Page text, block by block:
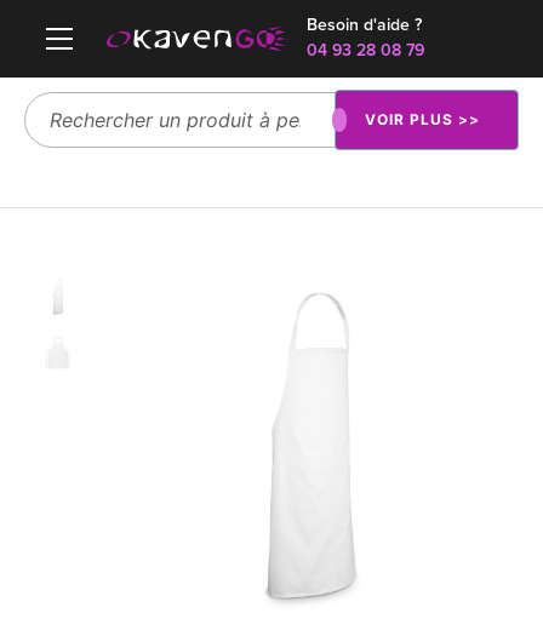
Besoin d'aide ?
04 93 28 08 79
VOIR PLUS >>